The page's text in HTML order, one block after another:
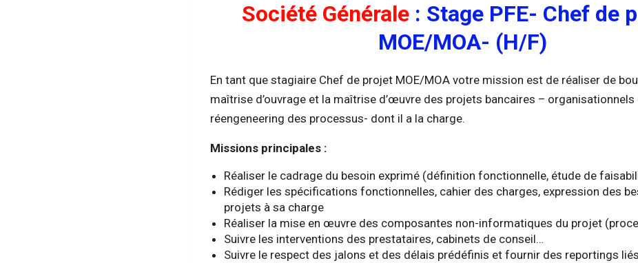
Société Générale : Stage PFE- Chef de
MOE/MOA- (H/F)
En tant que stagiaire Chef de projet MOE/MOA votre mission est de réaliser de
maîtrise d’ouvrage et la maîtrise d’œuvre des projets bancaires – organisationnels
réengeneering des processus- dont il a la charge.
Missions principales :
Réaliser le cadrage du besoin exprimé (définition fonctionnelle, étude de
Rédiger les spécifications fonctionnelles, cahier des charges, expression des
projets à sa charge
Réaliser la mise en œuvre des composantes non-informatiques du projet
Suivre les interventions des prestataires, cabinets de conseil…
Suivre le respect des jalons et des délais prédéfinis et fournir des reportings